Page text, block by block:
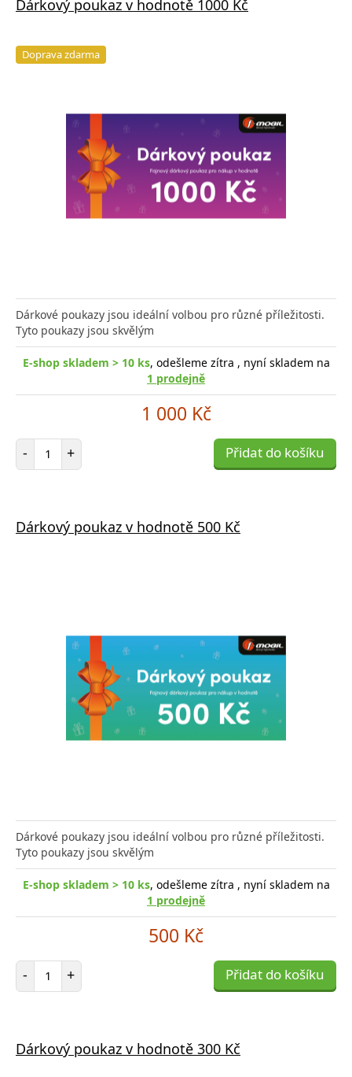
Dárkový poukaz v hodnotě 1000 Kč
Doprava zdarma
Dárkové poukazy jsou ideální volbou pro různé příležitosti.
Tyto poukazy jsou skvělým
E-shop skladem > 10 ks, odešleme zítra , nyní skladem na
1 prodejně
1 000 Kč
- Počet položek
+ Přidat do košíku
Dárkový poukaz v hodnotě 500 Kč
Dárkové poukazy jsou ideální volbou pro různé příležitosti.
Tyto poukazy jsou skvělým
E-shop skladem > 10 ks, odešleme zítra , nyní skladem na
1 prodejně
500 Kč
- Počet položek
+ Přidat do košíku
Dárkový poukaz v hodnotě 300 Kč